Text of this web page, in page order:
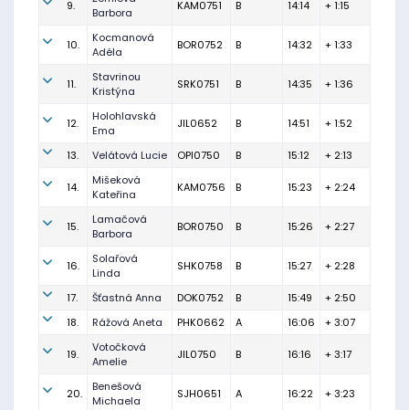
9.
Barbora
KAM0751 B 14:14 + 1:15
10.
Kocmanová
Adéla
BOR0752 B 14:32 + 1:33
11.
Stavrinou
Kristýna
SRK0751 B 14:35 + 1:36
12.
Holohlavská
Ema
JIL0652 B 14:51 + 1:52
13. Velátová Lucie OPI0750 B 15:12 + 2:13
14.
Mišeková
Kateřina
KAM0756 B 15:23 + 2:24
15.
Lamačová
Barbora
BOR0750 B 15:26 + 2:27
16.
Solařová
Linda
SHK0758 B 15:27 + 2:28
17. Šťastná Anna DOK0752 B 15:49
+ 2:50
18.
Rážová Aneta PHK0662 A 16:06 + 3:07
19.
Votočková
Amelie
JIL0750 B 16:16 + 3:17
20.
Benešová
Michaela
SJH0651 A 16:22 + 3:23